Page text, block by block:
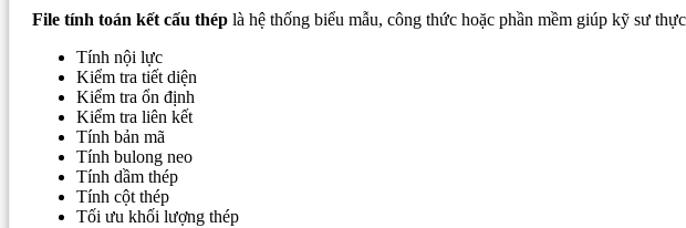
File tính toán kết cấu thép là hệ thống biểu mẫu, công thức hoặc phần mềm giúp kỹ sư
Tính nội lực
Kiểm tra tiết diện
Kiểm tra ổn định
Kiểm tra liên kết
Tính bản mã
Tính bulong neo
Tính dầm thép
Tính cột thép
Tối ưu khối lượng thép